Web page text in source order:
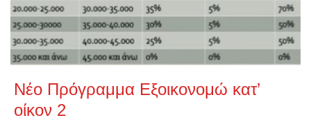
Νέο Πρόγραμμα Εξοικονομώ κατ’
οίκον 2